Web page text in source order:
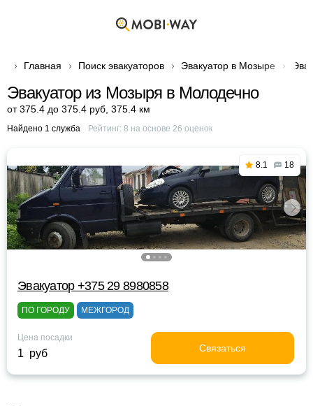
Главная Поиск эвакуаторов Эвакуатор в Мозыре
Эвакуатор из Мозыря в Молодечно
от 375.4 до 375.4 руб 375.4 км
Найдено 1 служба Рейтинг: 8 на основе 26 оценок
8.1 18
Эвакуатор +375 29 8980858
ПО ГОРОДУ МЕЖГОРОД
Цена посадки
1 руб Связаться